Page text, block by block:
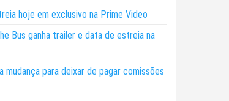
hoje em exclusivo na Prime Video
Bus ganha trailer e data de estreia na
mudança para deixar de pagar comissões